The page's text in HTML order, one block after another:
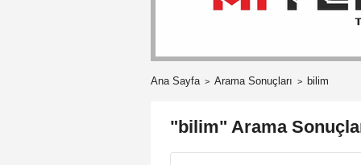
Ana Sayfa Arama Sonuçları bilim
"bilim" Arama